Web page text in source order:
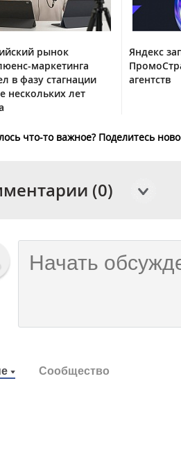
рынок
маркетинга
в фазу стагнации
нескольких лет
Яндекс
агентств
что-то важное? Поделитесь
(0)
Сообщество